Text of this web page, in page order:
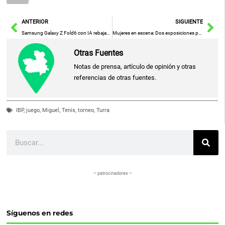
AntANTERIOR
Samsung Galaxy Z Fold6 con IA rebajado en más de 500€
SIGUIENTE
Mujeres en escena: Dos exposiciones promueven su visibilidad en el Festival de Teatro Clásico de Almagro
Otras Fuentes
Notas de prensa, artículo de opinión y otras
referencias de otras fuentes.
IBP,juego, Miguel,Tenis,torneo,Turra
– patrocinadores –
Síguenos en redes